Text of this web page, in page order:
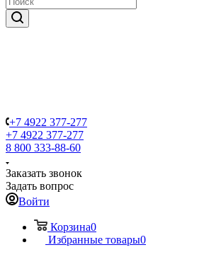
+7 4922 377-277
+7 4922 377-277
8 800 333-88-60
Заказать звонок
Задать вопрос
Войти
Корзина0
Избранные товары0